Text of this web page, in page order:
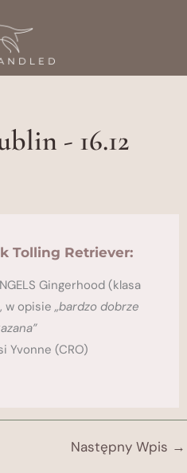
- 16.12
Tolling Retriever:
Gingerhood (klasa
w opisie „bardzo dobrze
Yvonne (CRO)
Następny Wpis →